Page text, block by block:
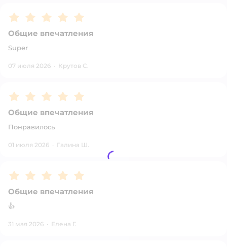
Рейтинг:5
Общие впечатления
Super
07 июля 2026 · Крутов С.
Рейтинг:5
Общие впечатления
Понравилось
01 июля 2026 · Галина Ш.
Рейтинг:5
Общие впечатления
👍
31 мая 2026 · Елена Г.